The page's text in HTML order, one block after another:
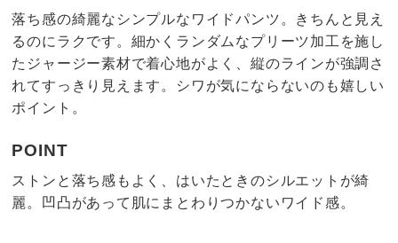
落ち感の綺麗なシンプルなワイドパンツ。きちんと見え
るのにラクです。細かくランダムなプリーツ加工を施し
たジャージー素材で着心地がよく、縦のラインが強調さ
れてすっきり見えます。シワが気にならないのも嬉しい
ポイント。
POINT
ストンと落ち感もよく、はいたときのシルエットが綺
麗。凹凸があって肌にまとわりつかないワイド感。